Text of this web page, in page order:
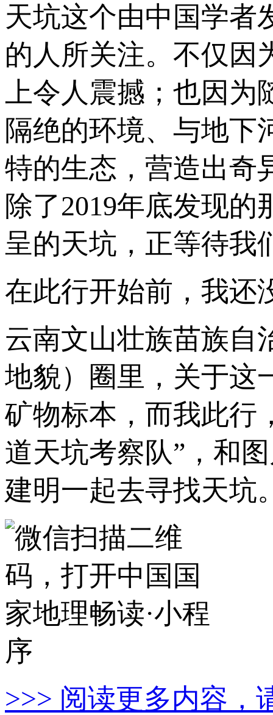
天坑这个由中国学者
的人所关注。不仅因
上令人震撼；也因
隔绝的环境、与地下
特的生态，营造出奇
除了2019年底发现
呈的天坑，正等待我
在此行开始前，我还
云南文山壮族苗族自
地貌）圈里，关于这
矿物标本，而我此行
道天坑考察队”，和
建明一起去寻找天坑
>>> 阅读更多内容，